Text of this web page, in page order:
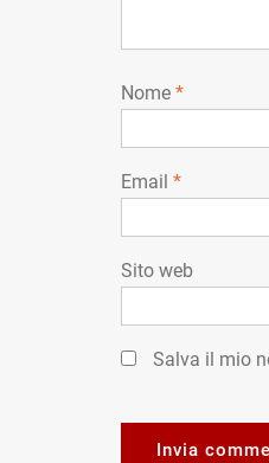
Nome *
Email *
Sito web
Salva il mio